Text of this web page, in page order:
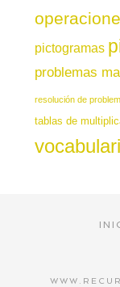
pictogramas
problemas
resolución de
tablas de